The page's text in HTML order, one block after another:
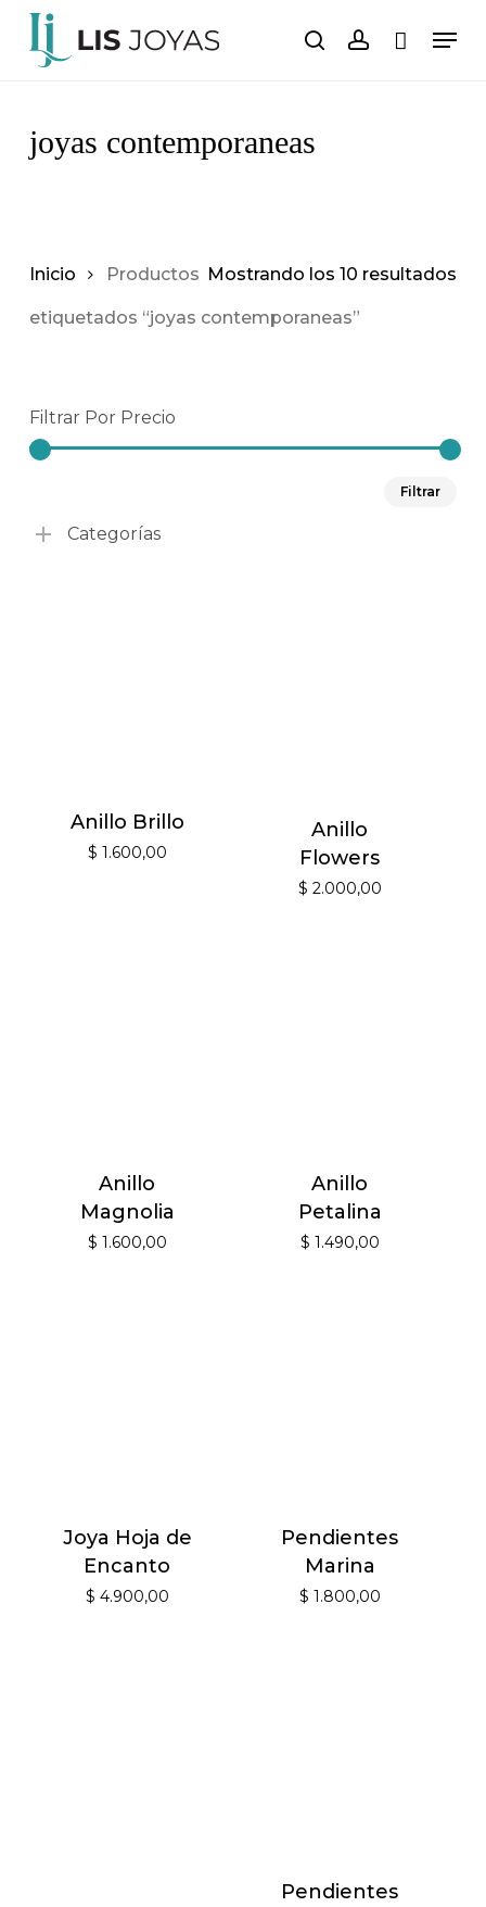
Saltar
contenido
buscarcuenta
Carro Cerrar
joyas contemporaneas
Mostrando los 10 resultados
Inicio Productos
etiquetados “joyas contemporaneas”
Filtrar Por Precio
Filtrar
Categorías
Anillo Brillo
$ 1.600,00
Anillo
Flowers
$ 2.000,00
Anillo
Magnolia
$ 1.600,00
Anillo
Petalina
$ 1.490,00
Joya Hoja de
Encanto
$ 4.900,00
Pendientes
Marina
$ 1.800,00
Pendientes